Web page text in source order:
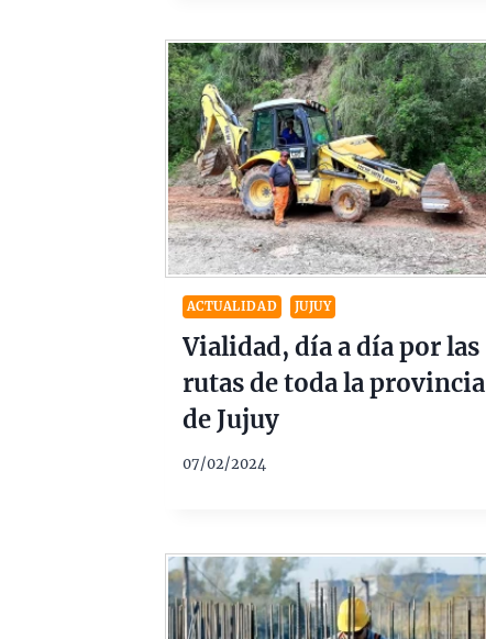
ACTUALIDAD JUJUY
Vialidad, día a día por las
rutas de toda la provincia
de Jujuy
07/02/2024